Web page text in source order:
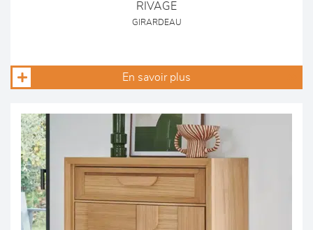
RIVAGE
GIRARDEAU
En savoir plus